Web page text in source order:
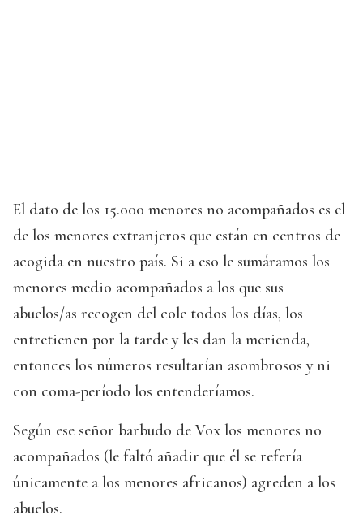
El dato de los 15.000 menores no acompañados es el
de los menores extranjeros que están en centros de
acogida en nuestro país. Si a eso le sumáramos los
menores medio acompañados a los que sus
abuelos/as recogen del cole todos los días, los
entretienen por la tarde y les dan la merienda,
entonces los números resultarían asombrosos y ni
con coma-período los entenderíamos.
Según ese señor barbudo de Vox los menores no
acompañados (le faltó añadir que él se refería
únicamente a los menores africanos) agreden a los
abuelos.